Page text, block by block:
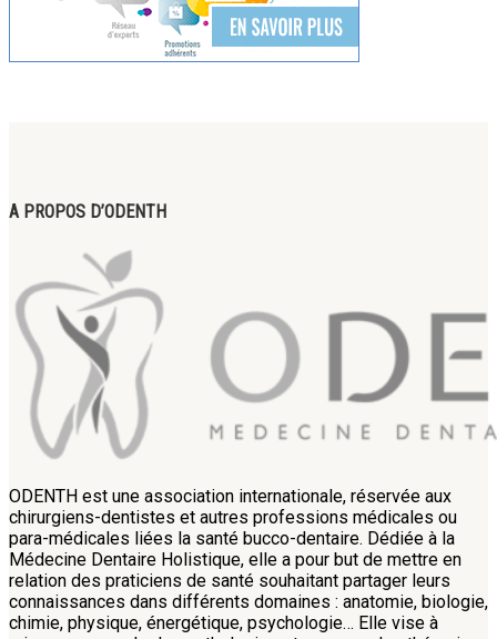
A PROPOS D’ODENTH
ODENTH est une association internationale, réservée aux
chirurgiens-dentistes et autres professions médicales ou
para-médicales liées la santé bucco-dentaire. Dédiée à la
Médecine Dentaire Holistique, elle a pour but de mettre en
relation des praticiens de santé souhaitant partager leurs
connaissances dans différents domaines : anatomie, biologie,
chimie, physique, énergétique, psychologie… Elle vise à